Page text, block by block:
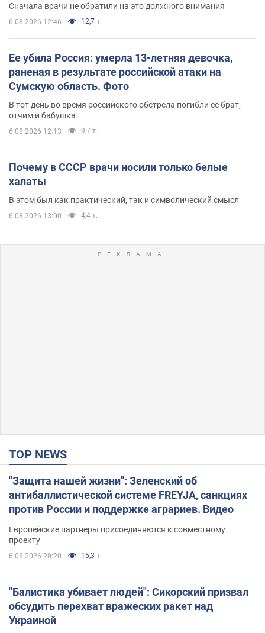
Сначала врачи не обратили на это должного внимания
6.08.2026 12:46 12,7 т.
Ее убила Россия: умерла 13-летняя девочка,
раненая в результате российской атаки на
Сумскую область. Фото
В тот день во время российского обстрела погибли ее брат,
отчим и бабушка
6.08.2026 12:13 9,7 т.
Почему в СССР врачи носили только белые
халаты
В этом был как практический, так и символический смысл
6.08.2026 13:00 4,4 т.
TOP NEWS
"Защита нашей жизни": Зеленский об
антибаллистической системе FREYJA, санкциях
против России и поддержке аграриев. Видео
Европейские партнеры присоединяются к совместному
проекту
6.08.2026 20:20 15,3 т.
"Балистика убивает людей": Сикорский призвал
обсудить перехват вражеских ракет над
Украиной